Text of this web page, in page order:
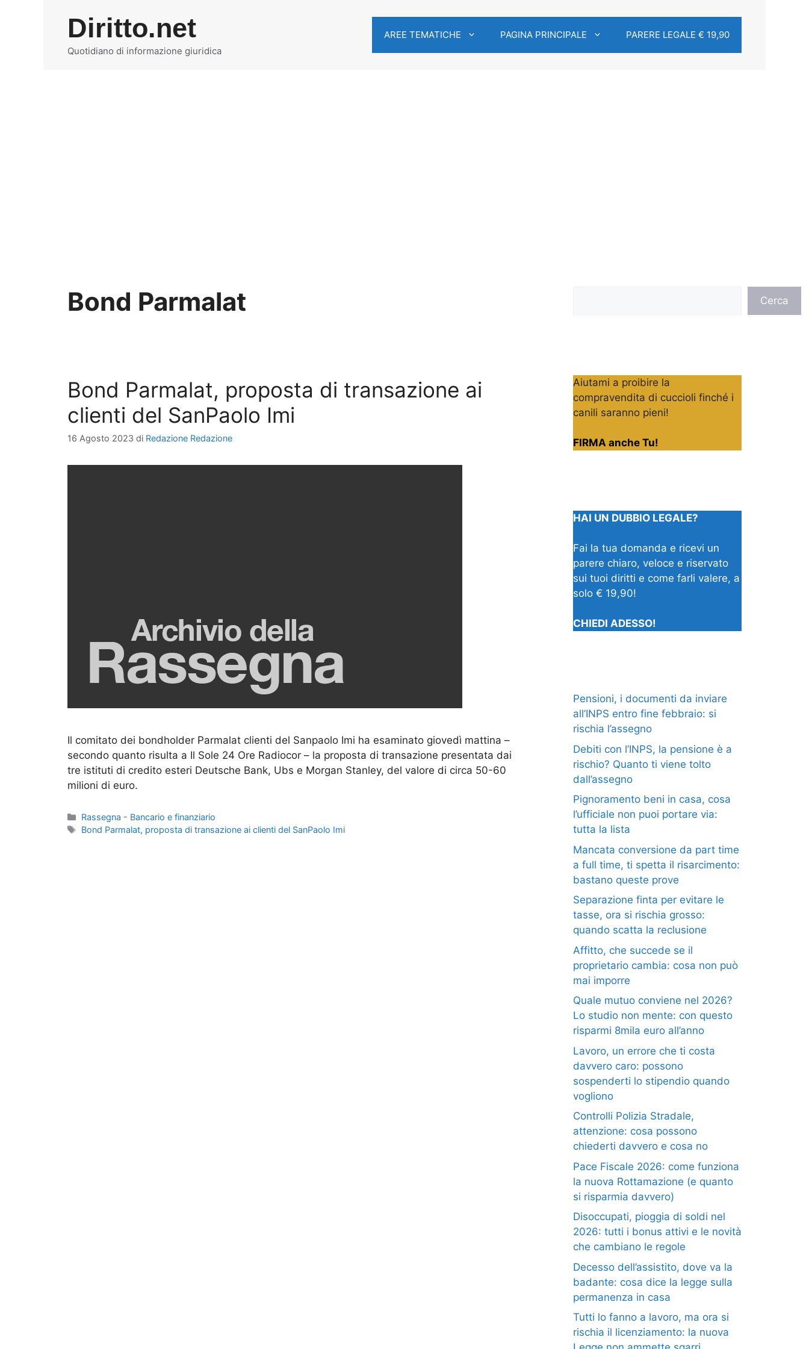
Diritto.net
Quotidiano di informazione giuridica
AREE TEMATICHE PAGINA PRINCIPALE PARERE LEGALE € 19,90
Bond Parmalat
Bond Parmalat, proposta di transazione ai
clienti del SanPaolo Imi
16 Agosto 2023 di Redazione Redazione
Il comitato dei bondholder Parmalat clienti del Sanpaolo Imi ha esaminato giovedì mattina –
secondo quanto risulta a Il Sole 24 Ore Radiocor – la proposta di transazione presentata dai
tre istituti di credito esteri Deutsche Bank, Ubs e Morgan Stanley, del valore di circa 50-60
milioni di euro.
Categorie
Rassegna - Bancario e finanziario
Tag
Bond Parmalat, proposta di transazione ai clienti del SanPaolo Imi
Cerca
Aiutami a proibire la
compravendita di cuccioli finché i
canili saranno pieni!
FIRMA anche Tu!
HAI UN DUBBIO LEGALE?
Fai la tua domanda e ricevi un
parere chiaro, veloce e riservato
sui tuoi diritti e come farli valere, a
solo € 19,90!
CHIEDI ADESSO!
Pensioni, i documenti da inviare
all’INPS entro fine febbraio: si
rischia l’assegno
Debiti con l’INPS, la pensione è a
rischio? Quanto ti viene tolto
dall’assegno
Pignoramento beni in casa, cosa
l’ufficiale non puoi portare via:
tutta la lista
Mancata conversione da part time
a full time, ti spetta il risarcimento:
bastano queste prove
Separazione finta per evitare le
tasse, ora si rischia grosso:
quando scatta la reclusione
Affitto, che succede se il
proprietario cambia: cosa non può
mai imporre
Quale mutuo conviene nel 2026?
Lo studio non mente: con questo
risparmi 8mila euro all’anno
Lavoro, un errore che ti costa
davvero caro: possono
sospenderti lo stipendio quando
vogliono
Controlli Polizia Stradale,
attenzione: cosa possono
chiederti davvero e cosa no
Pace Fiscale 2026: come funziona
la nuova Rottamazione (e quanto
si risparmia davvero)
Disoccupati, pioggia di soldi nel
2026: tutti i bonus attivi e le novità
che cambiano le regole
Decesso dell’assistito, dove va la
badante: cosa dice la legge sulla
permanenza in casa
Tutti lo fanno a lavoro, ma ora si
rischia il licenziamento: la nuova